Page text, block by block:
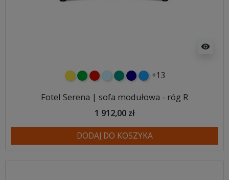
visibility
żółtyzielonyczerwony
błękitnyturkusowy
granatowy
niebieski
+13
Fotel Serena | sofa modułowa - róg R
1 912,00 zł
DODAJ DO KOSZYKA